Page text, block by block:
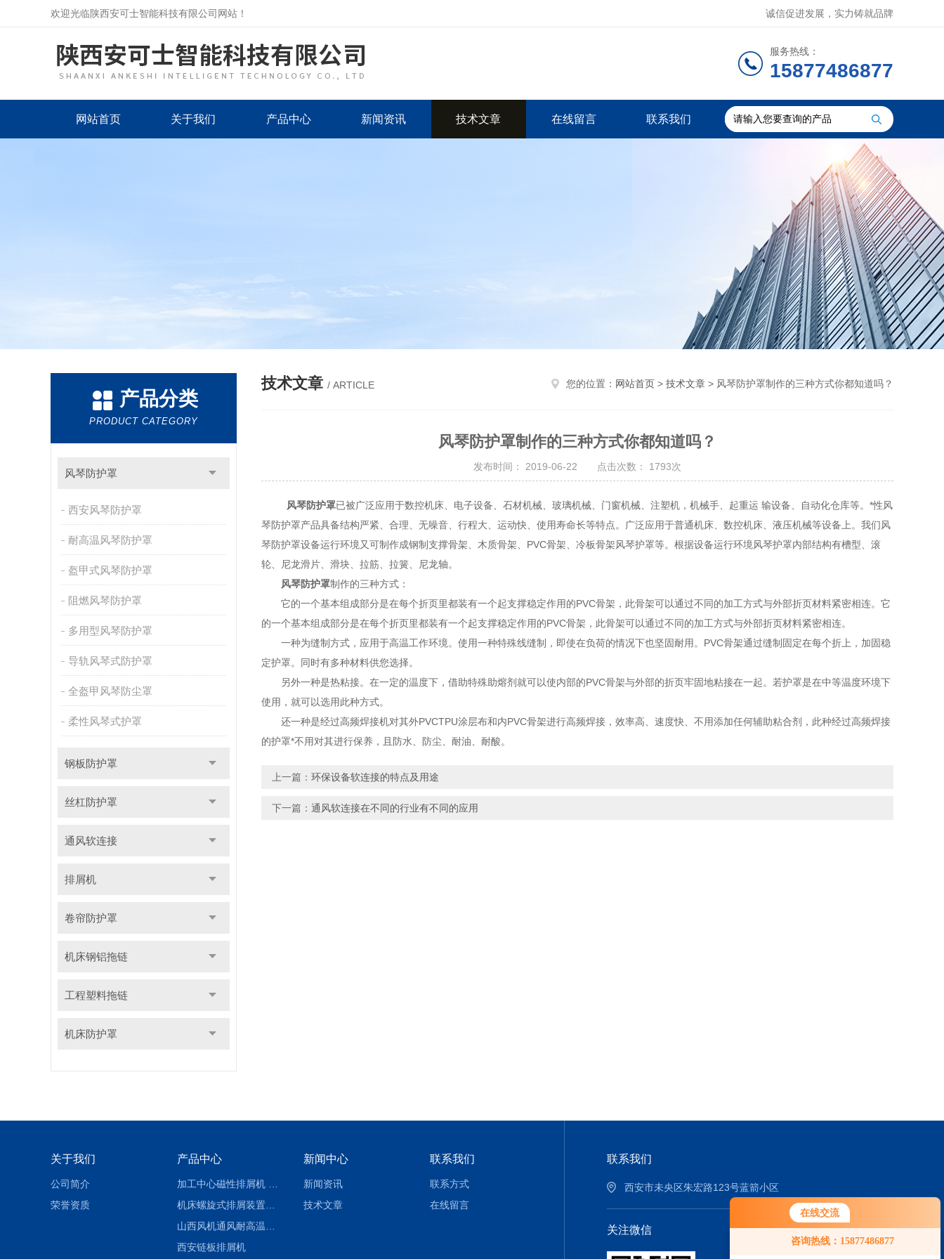
在线交流
咨询热线：15877486877
欢迎光临陕西安可士智能科技有限公司网站！ 诚信促进发展，实力铸就品牌
服务热线：
15877486877
网站首页 关于我们 产品中心 新闻资讯 技术文章 在线留言 联系我们
产品分类
PRODUCT CATEGORY
风琴防护罩
西安风琴防护罩
耐高温风琴防护罩
盔甲式风琴防护罩
阻燃风琴防护罩
多用型风琴防护罩
导轨风琴式防护罩
全盔甲风琴防尘罩
柔性风琴式护罩
钢板防护罩
丝杠防护罩
通风软连接
排屑机
卷帘防护罩
机床钢铝拖链
工程塑料拖链
机床防护罩
技术文章 / ARTICLE 您的位置： 网站首页 > 技术文章 > 风琴防护罩制作的三种方式你都知道吗？
风琴防护罩制作的三种方式你都知道吗？
发布时间： 2019-06-22 点击次数： 1793次
风琴防护罩已被广泛应用于数控机床、电子设备、石材机械、玻璃机械、门窗机械、注塑机，机械手、起重运 输设备、自动化仓库等。*性风
琴防护罩产品具备结构严紧、合理、无噪音、行程大、运动快、使用寿命长等特点。广泛应用于普通机床、数控机床、液压机械等设备上。我们风
琴防护罩设备运行环境又可制作成钢制支撑骨架、木质骨架、PVC骨架、冷板骨架风琴护罩等。根据设备运行环境风琴护罩内部结构有槽型、滚
轮、尼龙滑片、滑块、拉筋、拉簧、尼龙轴。
风琴防护罩制作的三种方式：
它的一个基本组成部分是在每个折页里都装有一个起支撑稳定作用的PVC骨架，此骨架可以通过不同的加工方式与外部折页材料紧密相连。它
的一个基本组成部分是在每个折页里都装有一个起支撑稳定作用的PVC骨架，此骨架可以通过不同的加工方式与外部折页材料紧密相连。
一种为缝制方式，应用于高温工作环境。使用一种特殊线缝制，即使在负荷的情况下也坚固耐用。PVC骨架通过缝制固定在每个折上，加固稳
定护罩。同时有多种材料供您选择。
另外一种是热粘接。在一定的温度下，借助特殊助熔剂就可以使内部的PVC骨架与外部的折页牢固地粘接在一起。若护罩是在中等温度环境下
使用，就可以选用此种方式。
还一种是经过高频焊接机对其外PVCTPU涂层布和内PVC骨架进行高频焊接，效率高、速度快、不用添加任何辅助粘合剂，此种经过高频焊接
的护罩*不用对其进行保养，且防水、防尘、耐油、耐酸。
上一篇： 环保设备软连接的特点及用途
下一篇： 通风软连接在不同的行业有不同的应用
关于我们
公司简介
荣誉资质
产品中心
西安链板排屑机
新闻中心
新闻资讯
技术文章
联系我们
联系方式
在线留言
联系我们
西安市未央区朱宏路123号蓝箭小区
关注微信